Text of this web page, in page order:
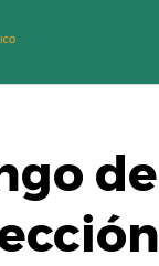
de